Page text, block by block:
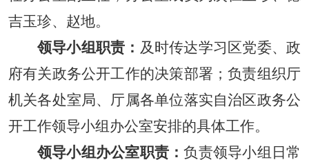
吉玉珍、赵地。
领导小组职责： 及时传达学习区党委、政
府有关政务公开工作的决策部署 ；负责组织厅
机关各处室局、厅属各单位落实自治区政务公
开工作领导小组办公室安排的具体工作。
领导小组办公室职责：负责领导小组日常